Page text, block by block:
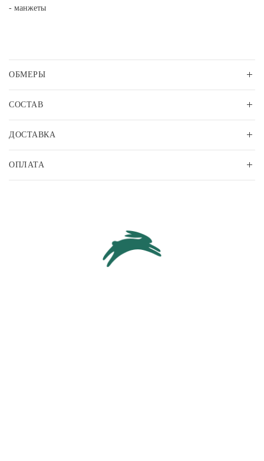
- манжеты
ОБМЕРЫ
СОСТАВ
ДОСТАВКА
ОПЛАТА